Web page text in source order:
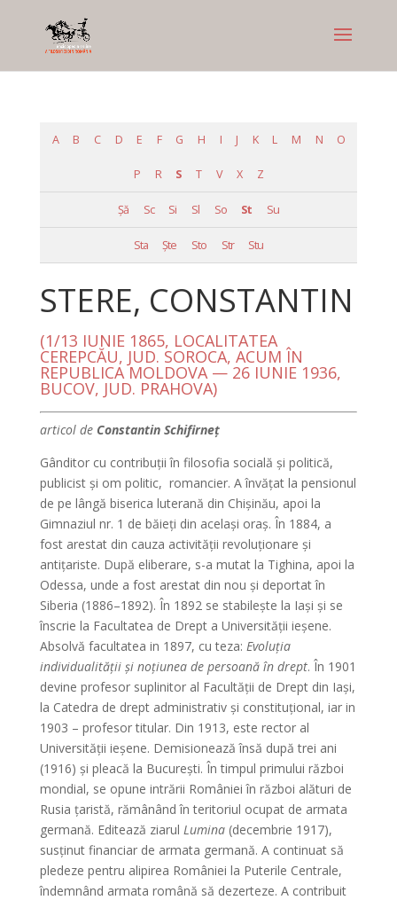
A B C D E F G H I J K L M N O
P R S T V X Z
Şă Sc Si Sl So St Su
Sta Şte Sto Str Stu
STERE, CONSTANTIN
(1/13 IUNIE 1865, LOCALITATEA
CEREPCĂU, JUD. SOROCA, ACUM ÎN
REPUBLICA MOLDOVA — 26 IUNIE 1936,
BUCOV, JUD. PRAHOVA)
articol de Constantin Schifirneţ
Gânditor cu contribuţii în filosofia socială şi politică,
publicist şi om politic, romancier. A învăţat la pensionul
de pe lângă biserica luterană din Chişinău, apoi la
Gimnaziul nr. 1 de băieţi din acelaşi oraş. În 1884, a
fost arestat din cauza activităţii revoluţionare şi
antiţariste. După eliberare, s-a mutat la Tighina, apoi la
Odessa, unde a fost arestat din nou şi deportat în
Siberia (1886–1892). În 1892 se stabileşte la Iaşi şi se
înscrie la Facultatea de Drept a Universităţii ieşene.
Absolvă facultatea in 1897, cu teza: Evoluţia
individualităţii şi noţiunea de persoană în drept. În 1901
devine profesor suplinitor al Facultăţii de Drept din Iaşi,
la Catedra de drept administrativ şi constituţional, iar in
1903 – profesor titular. Din 1913, este rector al
Universităţii ieşene. Demisionează însă după trei ani
(1916) şi pleacă la Bucureşti. În timpul primului război
mondial, se opune intrării României în război alături de
Rusia ţaristă, rămânând în teritoriul ocupat de armata
germană. Editează ziarul Lumina(decembrie 1917),
susţinut financiar de armata germană. A continuat să
pledeze pentru alipirea României la Puterile Centrale,
îndemnând armata română să dezerteze. A contribuit